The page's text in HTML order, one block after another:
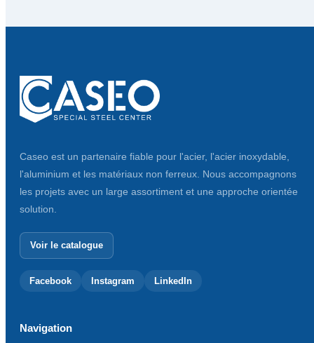
Caseo est un partenaire fiable pour l'acier, l'acier inoxydable,
l'aluminium et les matériaux non ferreux. Nous accompagnons
les projets avec un large assortiment et une approche orientée
solution.
Voir le catalogue
Facebook Instagram LinkedIn
Navigation